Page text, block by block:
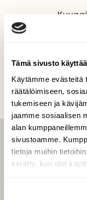
Tämä sivusto
Käytämme evästeitä
räätälöimiseen,
tukemiseen ja
jaamme sosiaalisen
alan
sivustoamme.
tietoja muihin
kerätty, kun olet